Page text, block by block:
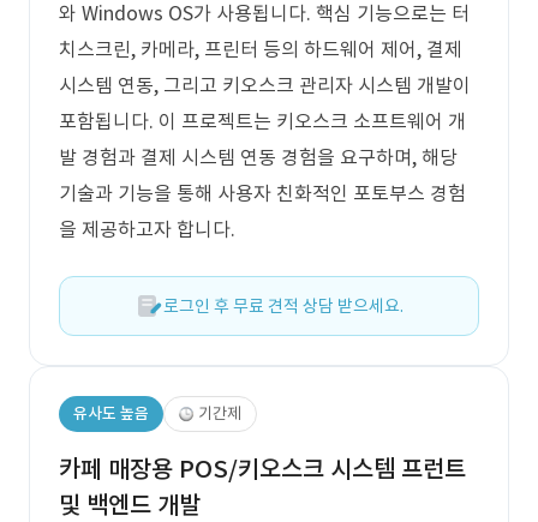
와 Windows OS가 사용됩니다. 핵심 기능으로는 터
치스크린, 카메라, 프린터 등의 하드웨어 제어, 결제
시스템 연동, 그리고 키오스크 관리자 시스템 개발이
포함됩니다. 이 프로젝트는 키오스크 소프트웨어 개
발 경험과 결제 시스템 연동 경험을 요구하며, 해당
기술과 기능을 통해 사용자 친화적인 포토부스 경험
을 제공하고자 합니다.
로그인 후 무료 견적 상담 받으세요.
유사도 높음 기간제
카페 매장용 POS/키오스크 시스템 프런트
및 백엔드 개발